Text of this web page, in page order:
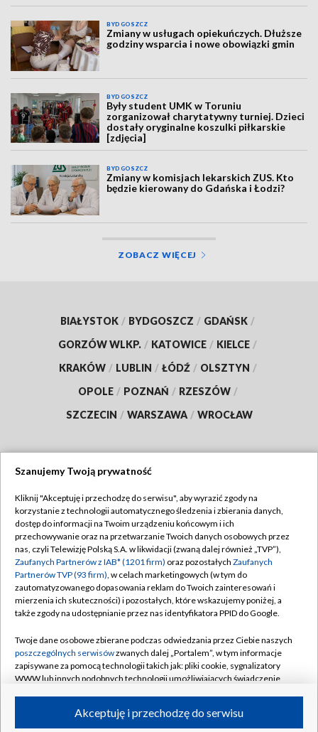
BYDGOSZCZ
Zmiany w usługach opiekuńczych. Dłuższe
godziny wsparcia i nowe obowiązki gmin
BYDGOSZCZ
Były student UMK w Toruniu
zorganizował charytatywny turniej. Dzieci
dostały oryginalne koszulki piłkarskie
[zdjęcia]
BYDGOSZCZ
Zmiany w komisjach lekarskich ZUS. Kto
będzie kierowany do Gdańska i Łodzi?
ZOBACZ WIĘCEJ
BIAŁYSTOK / BYDGOSZCZ / GDAŃSK /
GORZÓW WLKP. / KATOWICE / KIELCE /
KRAKÓW / LUBLIN / ŁÓDŹ / OLSZTYN /
OPOLE / POZNAŃ / RZESZÓW /
SZCZECIN / WARSZAWA / WROCŁAW
TVP
Abonament TVP
Emisja w TVP
Centrum informacji TVP
Naziemna Telewizja Cyfrowa
Rada Programowa
System NOS
Informacje o nadawcy
Program dla prasy
Regulamin TVP
Polityka prywatności
Moje zgody
Pomoc
Kontakt
Kanały
Szanujemy Twoją prywatność
Kliknij "Akceptuję i przechodzę do serwisu", aby wyrazić zgody na
korzystanie z technologii automatycznego śledzenia i zbierania danych,
dostęp do informacji na Twoim urządzeniu końcowym i ich
przechowywanie oraz na przetwarzanie Twoich danych osobowych przez
nas, czyli Telewizję Polską S.A. w likwidacji (zwaną dalej również „TVP”),
Zaufanych Partnerów z IAB* (1201 firm) oraz pozostałych Zaufanych
Partnerów TVP (93 firm), w celach marketingowych (w tym do
zautomatyzowanego dopasowania reklam do Twoich zainteresowań i
mierzenia ich skuteczności) i pozostałych, które wskazujemy poniżej, a
także zgody na udostępnianie przez nas identyfikatora PPID do Google.
Twoje dane osobowe zbierane podczas odwiedzania przez Ciebie naszych
poszczególnych serwisówzwanych dalej „Portalem”, w tym informacje
zapisywane za pomocą technologii takich jak: pliki cookie, sygnalizatory
WWW lub innych podobnych technologii umożliwiających świadczenie
ruchu w Internecie.Akceptuję i przechodzę do serwisu